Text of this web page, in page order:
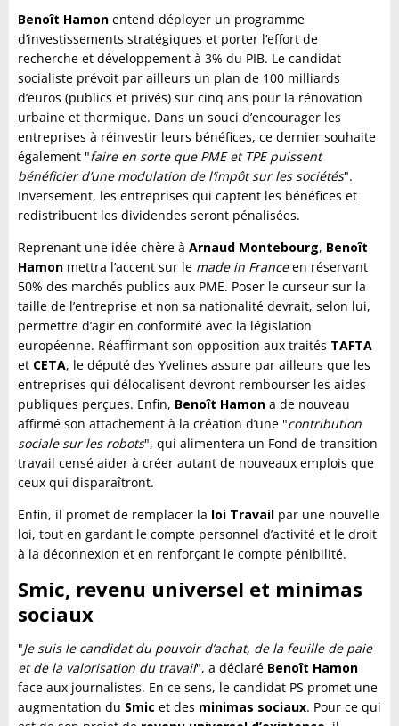
Benoît Hamon entend déployer un programme
d’investissements stratégiques et porter l’effort de
recherche et développement à 3% du PIB. Le candidat
socialiste prévoit par ailleurs un plan de 100 milliards
d’euros (publics et privés) sur cinq ans pour la rénovation
urbaine et thermique. Dans un souci d’encourager les
entreprises à réinvestir leurs bénéfices, ce dernier souhaite
également "faire en sorte que PME et TPE puissent
bénéficier d’une modulation de l’impôt sur les sociétés".
Inversement, les entreprises qui captent les bénéfices et
redistribuent les dividendes seront pénalisées.
Reprenant une idée chère à Arnaud Montebourg, Benoît
Hamon mettra l’accent sur le made in Franceen réservant
50% des marchés publics aux PME. Poser le curseur sur la
taille de l’entreprise et non sa nationalité devrait, selon lui,
permettre d’agir en conformité avec la législation
européenne. Réaffirmant son opposition aux traités TAFTA
et CETA, le député des Yvelines assure par ailleurs que les
entreprises qui délocalisent devront rembourser les aides
publiques perçues. Enfin, Benoît Hamon a de nouveau
affirmé son attachement à la création d’une "contribution
sociale sur les robots", qui alimentera un Fond de transition
travail censé aider à créer autant de nouveaux emplois que
ceux qui disparaîtront.
Enfin, il promet de remplacer la loi Travail par une nouvelle
loi, tout en gardant le compte personnel d’activité et le droit
à la déconnexion et en renforçant le compte pénibilité.
Smic, revenu universel et minimas
sociaux
"Je suis le candidat du pouvoir d’achat, de la feuille de paie
et de la valorisation du travail", a déclaré Benoît Hamon
face aux journalistes. En ce sens, le candidat PS promet une
augmentation du Smic et des minimas sociaux. Pour ce qui